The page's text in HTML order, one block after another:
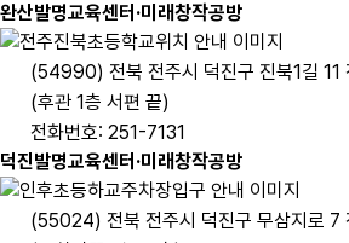
완산발명교육센터·미래창작공방
(54990) 전북 전주시 덕진구 진북1길 11
(후관 1층 서편 끝)
전화번호: 251-7131
덕진발명교육센터·미래창작공방
(55024) 전북 전주시 덕진구 무삼지로 7